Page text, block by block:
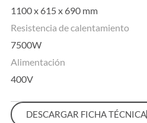
1100 x 615 x 690 mm
Resistencia de calentamiento
7500W
Alimentación
400V
DESCARGAR FICHA TÉCNICA